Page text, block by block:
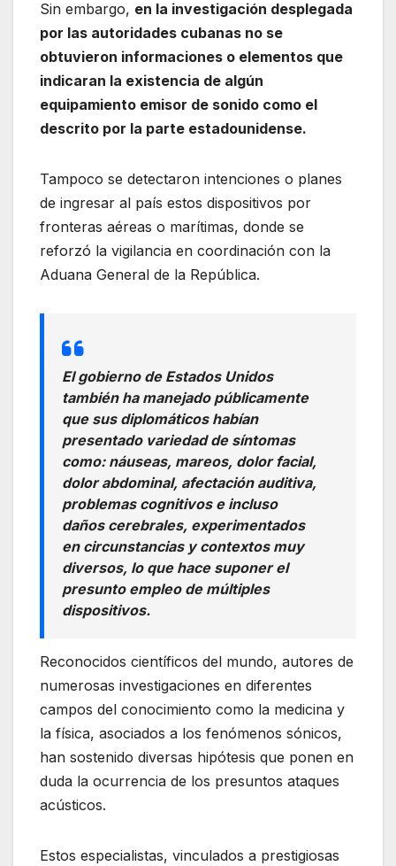
Sin embargo, en la investigación desplegada
por las autoridades cubanas no se
obtuvieron informaciones o elementos que
indicaran la existencia de algún
equipamiento emisor de sonido como el
descrito por la parte estadounidense.
Tampoco se detectaron intenciones o planes
de ingresar al país estos dispositivos por
fronteras aéreas o marítimas, donde se
reforzó la vigilancia en coordinación con la
Aduana General de la República.
El gobierno de Estados Unidos
también ha manejado públicamente
que sus diplomáticos habían
presentado variedad de síntomas
como: náuseas, mareos, dolor facial,
dolor abdominal, afectación auditiva,
problemas cognitivos e incluso
daños cerebrales, experimentados
en circunstancias y contextos muy
diversos, lo que hace suponer el
presunto empleo de múltiples
dispositivos.
Reconocidos científicos del mundo, autores de
numerosas investigaciones en diferentes
campos del conocimiento como la medicina y
la física, asociados a los fenómenos sónicos,
han sostenido diversas hipótesis que ponen en
duda la ocurrencia de los presuntos ataques
acústicos.
Estos especialistas, vinculados a prestigiosas